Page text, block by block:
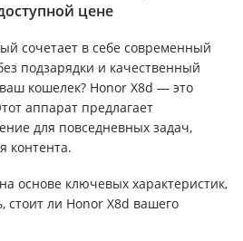
цене
сочетает в себе современный
подзарядки и качественный
кошелек? Honor X8d — это
аппарат предлагает
для повседневных задач,
контента.
основе ключевых характеристик,
ли Honor X8d вашего